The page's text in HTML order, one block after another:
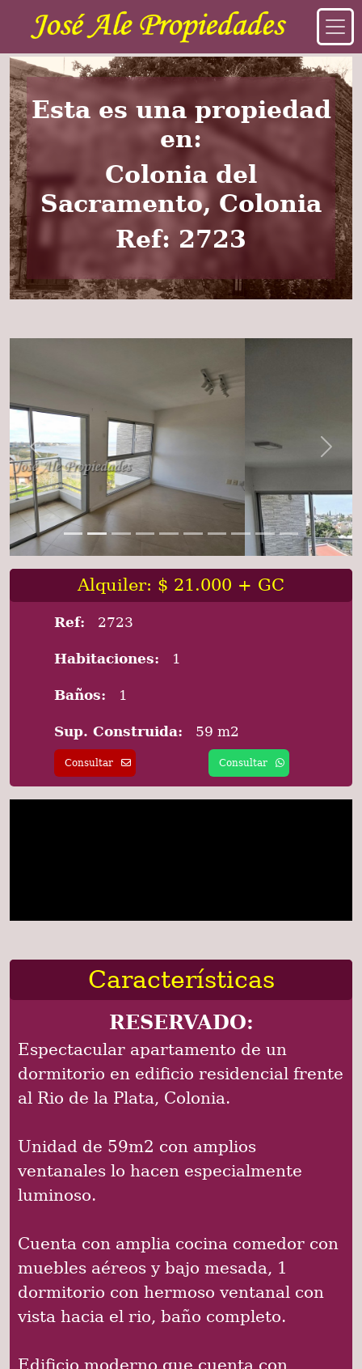
Esta es una propiedad
en:
Colonia del
Sacramento, Colonia
Ref: 2723
Previous Next
Alquiler: $ 21.000 + GC
Ref: 2723
Habitaciones: 1
Baños: 1
Sup. Construida: 59 m2
Consultar Consultar
Características
RESERVADO:
Espectacular apartamento de un
dormitorio en edificio residencial frente
al Rio de la Plata, Colonia.
Unidad de 59m2 con amplios
ventanales lo hacen especialmente
luminoso.
Cuenta con amplia cocina comedor con
muebles aéreos y bajo mesada, 1
dormitorio con hermoso ventanal con
vista hacia el rio, baño completo.
Edificio moderno que cuenta con